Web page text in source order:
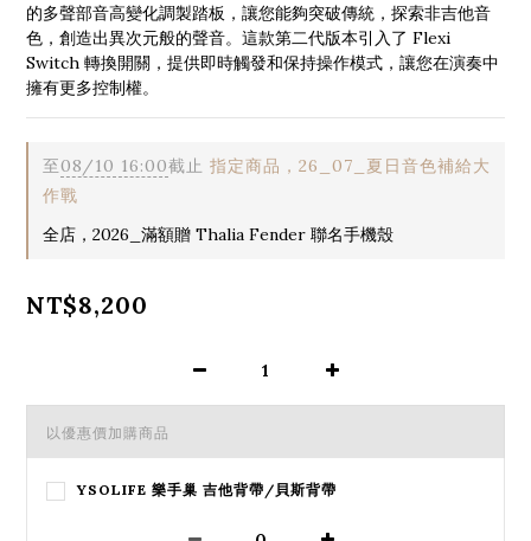
的多聲部音高變化調製踏板，讓您能夠突破傳統，探索非吉他音
色，創造出異次元般的聲音。這款第二代版本引入了 Flexi
Switch 轉換開關，提供即時觸發和保持操作模式，讓您在演奏中
擁有更多控制權。
至08/10 16:00截止 指定商品，26_07_夏日音色補給大
作戰
全店，2026_滿額贈 Thalia Fender 聯名手機殼
NT$8,200
以優惠價加購商品
YSOLIFE 樂手巢 吉他背帶/貝斯背帶